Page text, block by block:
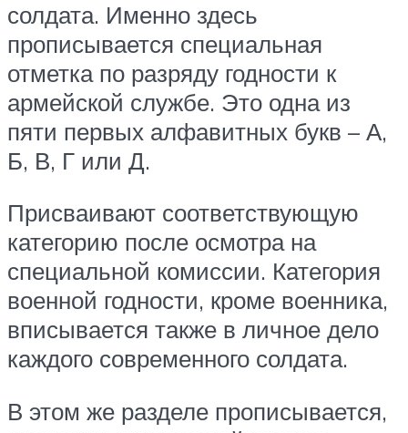
солдата. Именно здесь
прописывается специальная
отметка по разряду годности к
армейской службе. Это одна из
пяти первых алфавитных букв – А,
Б, В, Г или Д.
Присваивают соответствующую
категорию после осмотра на
специальной комиссии. Категория
военной годности, кроме военника,
вписывается также в личное дело
каждого современного солдата.
В этом же разделе прописывается,